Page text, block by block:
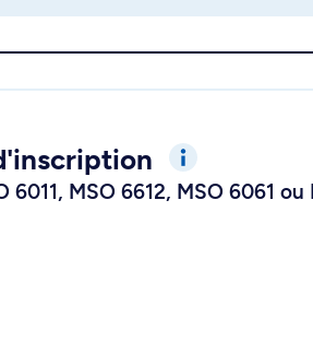
6011, MSO 6612, MSO 6061